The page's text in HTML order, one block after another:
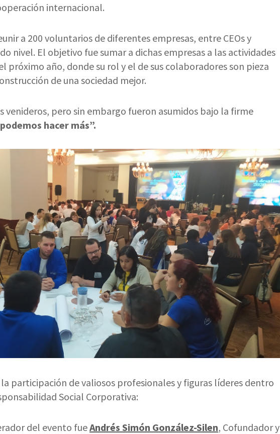
internacional.
a 200 voluntarios de diferentes empresas, entre CEOs y
nivel. El objetivo fue sumar a dichas empresas a las actividades
próximo año, donde su rol y el de sus colaboradores son pieza
de una sociedad mejor.
venideros, pero sin embargo fueron asumidos bajo la firme
hacer más”.
participación de valiosos profesionales y figuras líderes dentro
Social Corporativa:
del evento fueAndrés Simón González-Silen, Cofundador y